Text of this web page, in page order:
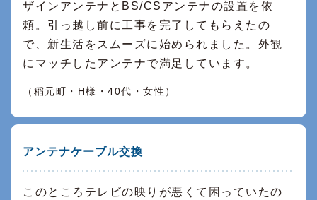
ザインアンテナとBS/CSアンテナの設置を依
頼。引っ越し前に工事を完了してもらえたの
で、新生活をスムーズに始められました。外観
にマッチしたアンテナで満足しています。
（稲元町・H様・40代・女性）
アンテナケーブル交換
このところテレビの映りが悪くて困っていたの